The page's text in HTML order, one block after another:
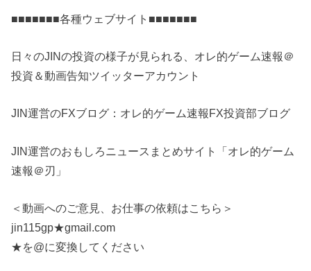
■■■■■■■各種ウェブサイト■■■■■■■
日々のJINの投資の様子が見られる、オレ的ゲーム速報＠
投資＆動画告知ツイッターアカウント
JIN運営のFXブログ：オレ的ゲーム速報FX投資部ブログ
JIN運営のおもしろニュースまとめサイト「オレ的ゲーム
速報＠刃」
＜動画へのご意見、お仕事の依頼はこちら＞
jin115gp★gmail.com
★を@に変換してください